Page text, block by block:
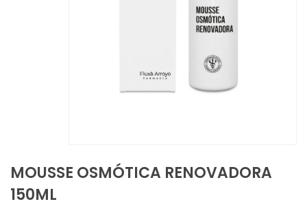
MOUSSE OSMÓTICA RENOVADORA
150ML